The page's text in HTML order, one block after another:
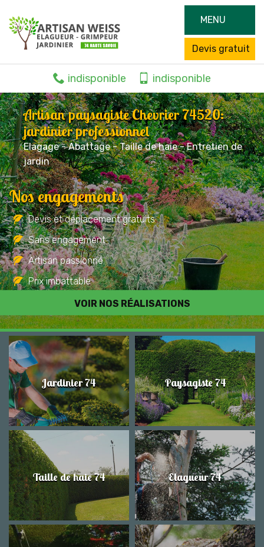
MENU
Devis gratuit
indisponible indisponible
Artisan paysagiste Chevrier 74520:
jardinier professionnel
Elagage - Abattage - Taille de haie - Entretien de
jardin
VOIR NOS RÉALISATIONS
Nos engagements
Devis et déplacement gratuits
Sans engagement
Artisan passionné
Prix imbattable
Travail de qualité
Jardinier 74 Paysagiste 74
Taille de haie 74 Elagueur 74